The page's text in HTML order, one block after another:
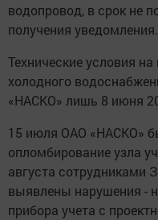
водопровод, в срок не
получения уведомления.
Технические условия
холодного
«НАСКО» лишь 8 июня
15 июля ОАО «НАСКО»
опломбирование узла
августа сотрудниками
выявлены нарушения -
прибора учета с